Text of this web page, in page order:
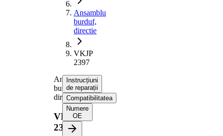
Ansamblu
burduf,
directie
VKJP
2397
Ansamblu
burduf,
directie
VKJP
2397
Instrucțiuni
de reparații
Compatibilitatea
Numere
OE